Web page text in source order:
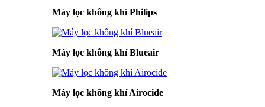
Máy lọc không khí Philips
Máy lọc không khí Blueair
Máy lọc không khí Airocide